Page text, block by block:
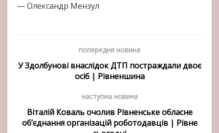
—Олександр Мензул
попередня новина
У Здолбунові внаслідок ДТП постраждали двоє
осіб | Рівненшина
наступна новина
Віталій Коваль очолив Рівненське обласне
об’єднання організацій роботодавців | Рівне